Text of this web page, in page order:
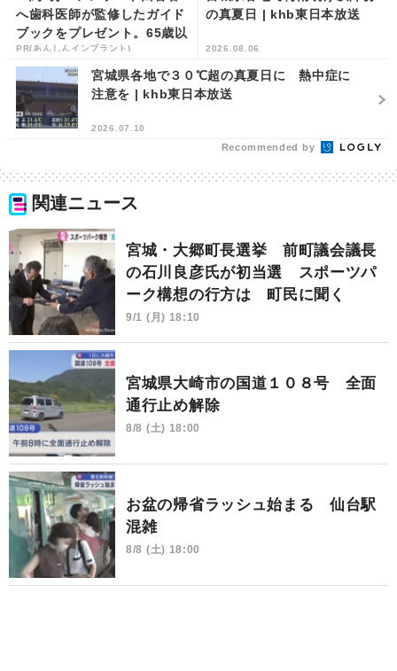
へ歯科医師が監修したガイド
ブックをプレゼント。65歳以
上の方は確認してみて
PR(あんしんインプラント)
の真夏日 | khb東日本放送
2026.08.06
宮城県各地で３０℃超の真夏日に 熱中症に
注意を | khb東日本放送
2026.07.10
Recommended by
関連ニュース
宮城・大郷町長選挙 前町議会議長
の石川良彦氏が初当選 スポーツパ
ーク構想の行方は 町民に聞く
9/1 (月) 18:10
宮城県大崎市の国道１０８号 全面
通行止め解除
8/8 (土) 18:00
お盆の帰省ラッシュ始まる 仙台駅
混雑
8/8 (土) 18:00